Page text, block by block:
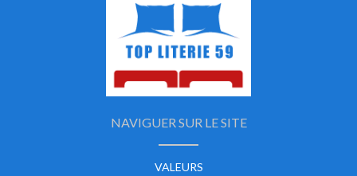
NAVIGUER SUR LE SITE
VALEURS